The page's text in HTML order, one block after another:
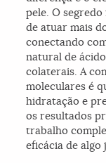
pele. O
de atuar mais
conectando
natural de
colaterais. A
moleculares é
hidratação e
os resultados
trabalho
eficácia de